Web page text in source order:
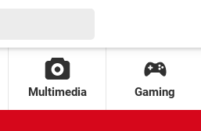
Multimedia Gaming